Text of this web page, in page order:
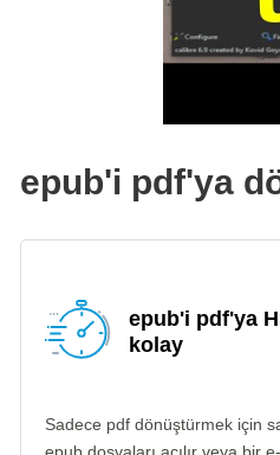
epub'i pdf'ya
epub'i pdf'ya
kolay
Sadece pdf dönüştürmek için